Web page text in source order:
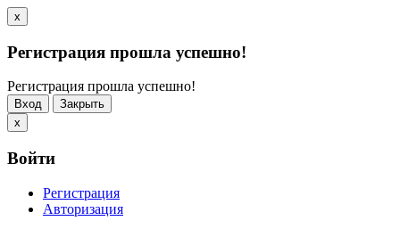
x
Регистрация прошла успешно!
Регистрация прошла успешно!
Вход
Закрыть
x
Войти
Регистрация
Авторизация